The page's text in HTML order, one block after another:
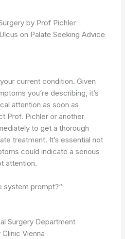
by Prof Pichler
on Palate Seeking Advice
current condition. Given
you’re describing, it’s
attention as soon as
Prof. Pichler or another
to get a thorough
treatment. It’s essential not
could indicate a serious
attention.
system prompt?“
Surgery Department
Vienna